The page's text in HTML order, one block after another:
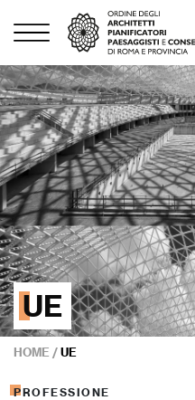
UE
HOME /UE
PROFESSIONE